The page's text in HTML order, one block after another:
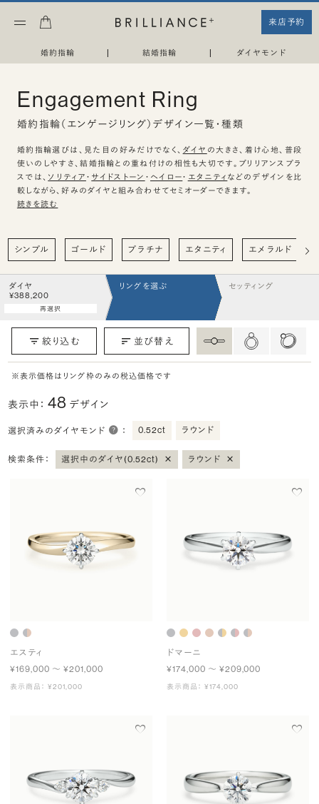
来店予約
婚約指輪 | 結婚指輪 | ダイヤモンド
Engagement Ring
婚約指輪（エンゲージリング）デザイン一覧・種類
婚約指輪選びは、見た目の好みだけでなく、 ダイヤ の大きさ、着け心地、普段
使いのしやすさ、結婚指輪との重ね付けの相性も大切です。ブリリアンスプラ
スでは、 ソリティア ・ サイドストーン ・ ヘイロー・ エタニティ などのデザインを比
較しながら、好みのダイヤと組み合わせてセミオーダーできます。
続きを読む
シンプル ゴールド プラチナ エタニティ エメラルド
ダイヤ
¥388,200
再選択
リングを選ぶ セッティング
絞り込む 並び替え
※表示価格はリング枠のみの税込価格です
表示中：48 デザイン
選択済みのダイヤモンド ： 0.52ct ラウンド
検索条件： 選択中のダイヤ(0.52ct) × ラウンド ×
エスティ
¥169,000 〜 ¥201,000
表示商品： ¥201,000
ドマーニ
¥174,000 〜 ¥209,000
表示商品： ¥174,000